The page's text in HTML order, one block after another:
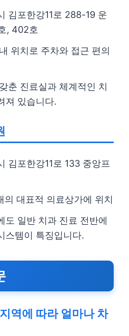
김포한강11로 288-19 운
, 402호
위치로 주차와 접근 편의
춘 진료실과 체계적인 치
져 있습니다.
김포한강11로 133 중앙프
의 대표적 의료상가에 위치
도 일반 치과 진료 전반에
스템이 특징입니다.
역에 따라 얼마나 차